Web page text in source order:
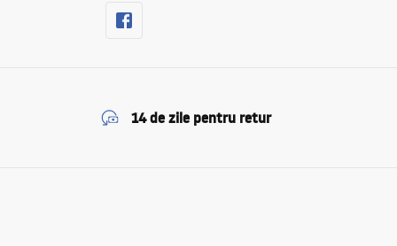
14 de zile pentru retur